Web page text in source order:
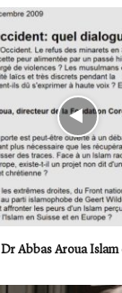
Dr Abbas Aroua